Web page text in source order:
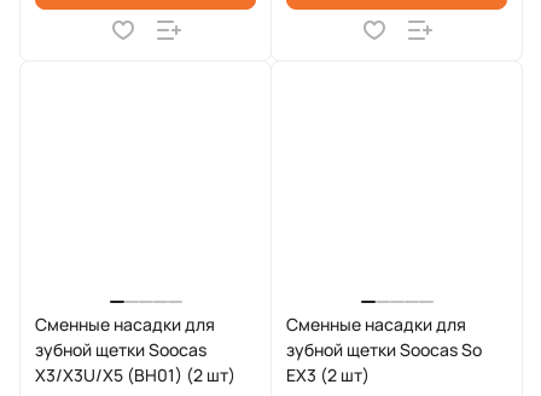
Сменные насадки для
зубной щетки Soocas
X3/X3U/X5 (BH01) (2 шт)
Сменные насадки для
зубной щетки Soocas So
EX3 (2 шт)